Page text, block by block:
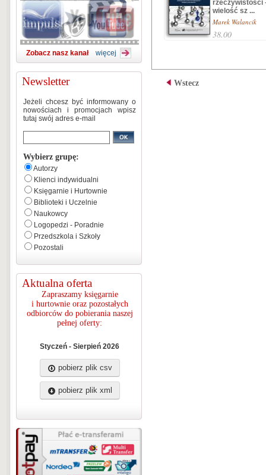
Zobacz nasz kanał więcej
Newsletter
Jeżeli chcesz być informowany o
nowościach i promocjach wpisz
tutaj swój adres e-mail
Wybierz grupę:
Autorzy
Klienci indywidualni
Księgarnie i Hurtownie
Biblioteki i Uczelnie
Naukowcy
Logopedzi - Poradnie
Przedszkola i Szkoły
Pozostali
Aktualna oferta
Zapraszamy księgarnie
i hurtownie oraz pozostałych
odbiorców do pobierania naszej
pełnej oferty:
Styczeń - Sierpień 2026
pobierz plik csv
pobierz plik xml
rzeczywistości
wielość sz ...
Marek Walancik
38.00
Wstecz